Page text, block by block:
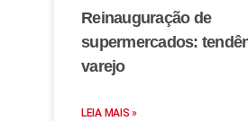
Reinauguração de
supermercados:
varejo
LEIA MAIS »